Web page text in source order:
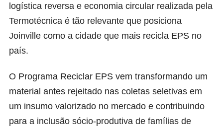
logística reversa e economia circular realizada pela
Termotécnica é tão relevante que posiciona
Joinville como a cidade que mais recicla EPS no
país.
O Programa Reciclar EPS vem transformando um
material antes rejeitado nas coletas seletivas em
um insumo valorizado no mercado e contribuindo
para a inclusão sócio-produtiva de famílias de